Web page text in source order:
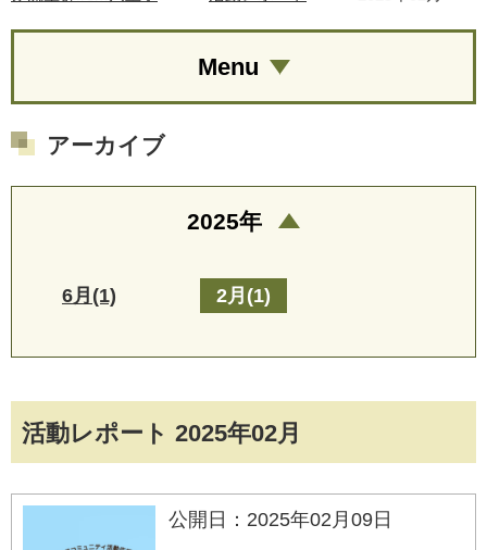
活動レポート 2025年02月
公開日：2025年02月09日
Menu
アーカイブ
2025年
6月(1) 2月(1)